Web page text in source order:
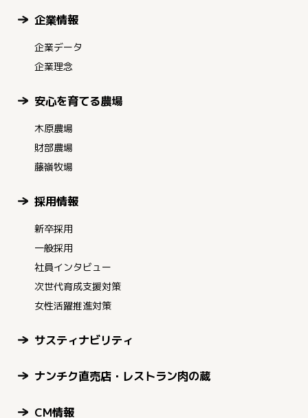
企業情報
企業データ
企業理念
安心を育てる農場
木原農場
財部農場
藤嶺牧場
採用情報
新卒採用
一般採用
社員インタビュー
次世代育成支援対策
女性活躍推進対策
サスティナビリティ
ナンチク直売店・レストラン肉の蔵
CM情報